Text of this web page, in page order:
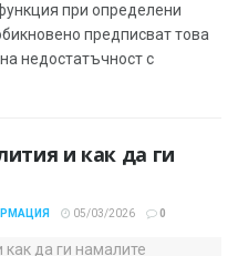
при определени
предписват това
недостатъчност с
и как да ги
05/03/2026 0